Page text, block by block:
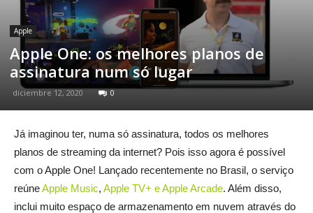
Apple
Apple One: os melhores planos de
assinatura num só lugar
diciembre 12, 2020 0
Já imaginou ter, numa só assinatura, todos os melhores
planos de streaming da internet? Pois isso agora é possível
com o Apple One! Lançado recentemente no Brasil, o serviço
reúneApple Music, Apple TV+ e Apple Arcade. Além disso,
inclui muito espaço de armazenamento em nuvem através do